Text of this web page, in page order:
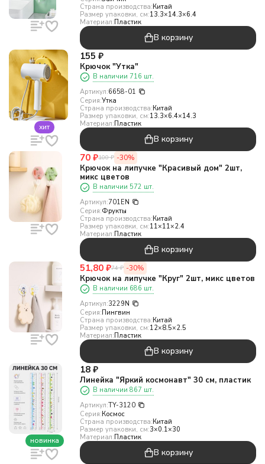
Страна производства:Китай
Размер упаковки, см:13.3×14.3×6.4
Материал:Пластик
В корзину
хит
155 ₽
Крючок "Утка"
В наличии 716 шт.
Артикул:6658-01
Серия:Утка
Страна производства:Китай
Размер упаковки, см:13.3×6.4×14.3
Материал:Пластик
В корзину
70 ₽100 ₽ -30%
Крючок на липучке "Красивый дом" 2шт,
микс цветов
В наличии 572 шт.
Артикул:701EN
Серия:Фрукты
Страна производства:Китай
Размер упаковки, см:11×11×2.4
Материал:Пластик
В корзину
51,80 ₽74 ₽ -30%
Крючок на липучке "Круг" 2шт, микс цветов
В наличии 686 шт.
Артикул:3229N
Серия:Пингвин
Страна производства:Китай
Размер упаковки, см:12×8.5×2.5
Материал:Пластик
В корзину
новинка
18 ₽
Линейка "Яркий космонавт" 30 см, пластик
В наличии 867 шт.
Артикул:TY-3120
Серия:Космос
Страна производства:Китай
Размер упаковки, см:3×0.1×30
Материал:Пластик
В корзину